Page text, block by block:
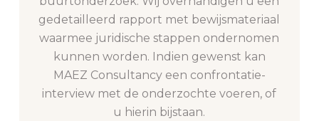
gedetailleerd rapport met bewijsmateriaal
waarmee juridische stappen ondernomen
kunnen worden. Indien gewenst kan
MAEZ Consultancy een confrontatie-
interview met de onderzochte voeren, of
u hierin bijstaan.